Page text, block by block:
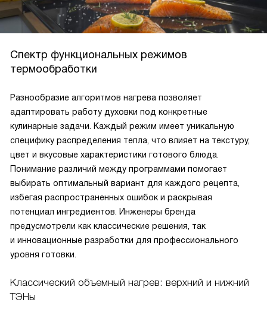
Спектр функциональных режимов
термообработки
Разнообразие алгоритмов нагрева позволяет
адаптировать работу духовки под конкретные
кулинарные задачи. Каждый режим имеет уникальную
специфику распределения тепла, что влияет на текстуру,
цвет и вкусовые характеристики готового блюда.
Понимание различий между программами помогает
выбирать оптимальный вариант для каждого рецепта,
избегая распространенных ошибок и раскрывая
потенциал ингредиентов. Инженеры бренда
предусмотрели как классические решения, так
и инновационные разработки для профессионального
уровня готовки.
Классический объемный нагрев: верхний и нижний
ТЭНы